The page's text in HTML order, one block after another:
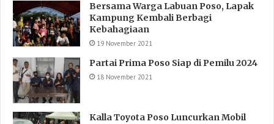
Bersama Warga Labuan Poso, Lapak
Kampung Kembali Berbagi
Kebahagiaan
19 November 2021
Partai Prima Poso Siap di Pemilu 2024
18 November 2021
Kalla Toyota Poso Luncurkan Mobil